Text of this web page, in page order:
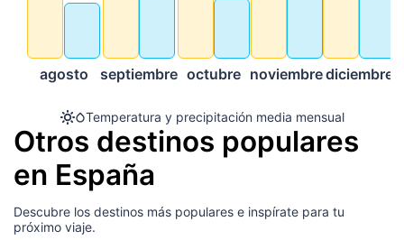
Temperatura y precipitación media mensual
agosto septiembre octubre noviembrediciembre
Otros destinos populares
en España
Descubre los destinos más populares e inspírate para tu
próximo viaje.